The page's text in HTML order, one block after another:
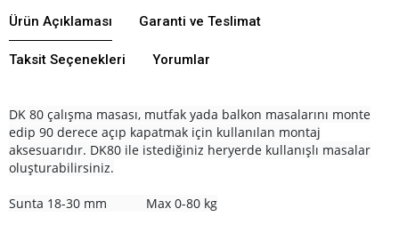
Ürün Açıklaması Garanti ve Teslimat
Taksit Seçenekleri Yorumlar
DK 80 çalışma masası, mutfak yada balkon masalarını monte
edip 90 derece açıp kapatmak için kullanılan montaj
aksesuarıdır. DK80 ile istediğiniz heryerde kullanışlı masalar
oluşturabilirsiniz.
Sunta 18-30 mm Max 0-80 kg